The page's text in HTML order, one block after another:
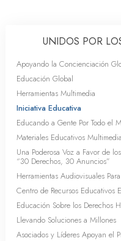
UNIDOS POR
Apoyando la Concienciación
Educación Global
Herramientas Multimedia
Iniciativa Educativa
Educando a Gente Por Todo el
Materiales Educativos
Una Poderosa Voz a Favor de
“30 Derechos, 30 Anuncios”
Herramientas Audiovisuales
Centro de Recursos Educativos
Educación Sobre los Derechos
Llevando Soluciones a Millones
Asociados y Líderes Apoyan el